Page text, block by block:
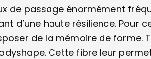
de passage énormément
d’une haute résilience. Pour
de la mémoire de forme.
Cette fibre leur